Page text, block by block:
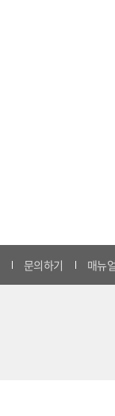
문의하기 매뉴